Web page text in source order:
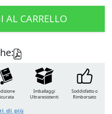
AL CARRELLO
Imballaggi
Ultraresistenti
Soddisfatto o
Rimborsato
di più